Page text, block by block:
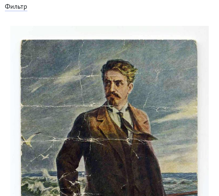
Фильтр